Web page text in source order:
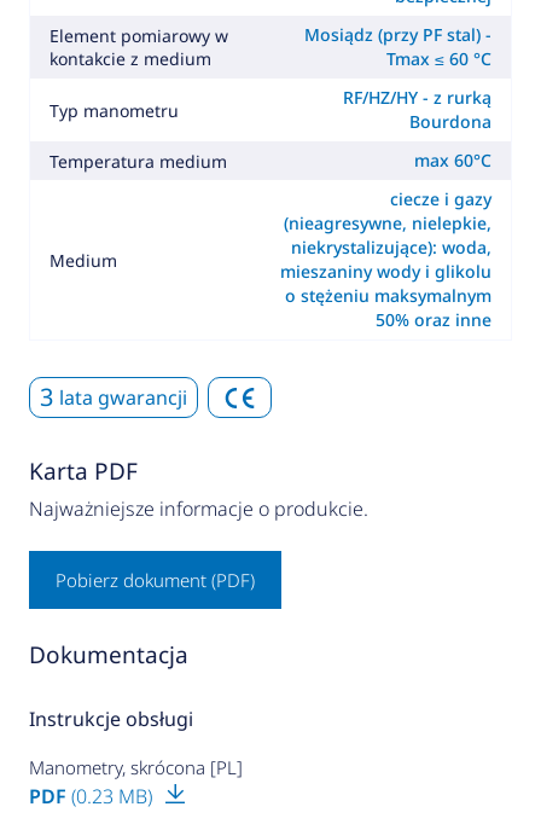
Element pomiarowy w
kontakcie z medium
Mosiądz (przy PF stal) -
Tmax ≤ 60 °C
Typ manometru
RF/HZ/HY - z rurką
Bourdona
Temperatura medium
max 60°C
Medium
ciecze i gazy
(nieagresywne, nielepkie,
niekrystalizujące): woda,
mieszaniny wody i glikolu
o stężeniu maksymalnym
50% oraz inne
3 lata gwarancji
Karta PDF
Najważniejsze informacje o produkcie.
Pobierz dokument (PDF)
Dokumentacja
Instrukcje obsługi
Manometry, skrócona [PL]
PDF (0.23 MB)